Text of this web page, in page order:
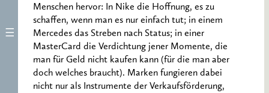
Menschen hervor: In Nike die Hoffnung, es zu
schaffen, wenn man es nur einfach tut; in einem
Mercedes das Streben nach Status; in einer
MasterCard die Verdichtung jener Momente, die
man für Geld nicht kaufen kann (für die man aber
doch welches braucht). Marken fungieren dabei
nicht nur als Instrumente der Verkaufsförderung,